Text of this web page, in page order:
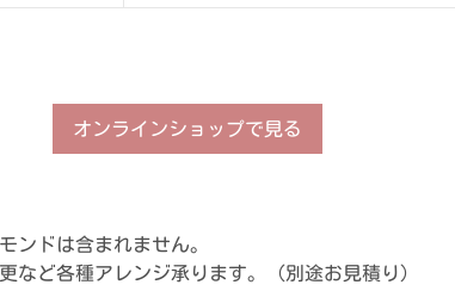
オンラインショップで見る
ンドは含まれません。
など各種アレンジ承ります。（別途お見積り）